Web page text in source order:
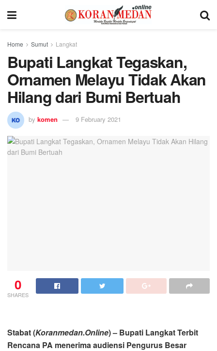
Home Sumut Langkat
Bupati Langkat Tegaskan,
Ornamen Melayu Tidak Akan
Hilang dari Bumi Bertuah
by komen 9 February 2021
0
SHARES
Stabat (Koranmedan.Online) – Bupati Langkat Terbit
Rencana PA menerima audiensi Pengurus Besar